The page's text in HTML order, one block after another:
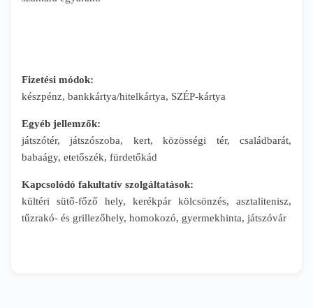
Fizetési módok:
készpénz, bankkártya/hitelkártya, SZÉP-kártya
Egyéb jellemzők:
játszótér, játszószoba, kert, közösségi tér, családbarát,
babaágy, etetőszék, fürdetőkád
Kapcsolódó fakultatív szolgáltatások:
kültéri sütő-főző hely, kerékpár kölcsönzés, asztalitenisz,
tűzrakó- és grillezőhely, homokozó, gyermekhinta, játszóvár